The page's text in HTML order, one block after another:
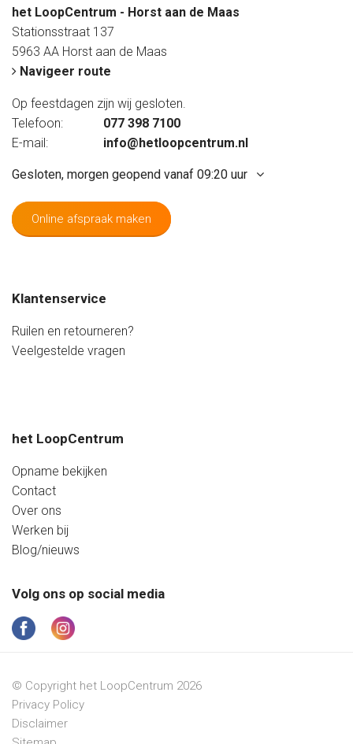
het LoopCentrum - Horst aan de Maas
Stationsstraat 137
5963 AA Horst aan de Maas
Navigeer route
Op feestdagen zijn wij gesloten.
Telefoon:
077 398 7100
E-mail:
info@hetloopcentrum.nl
Gesloten, morgen geopend vanaf 09:20 uur
Online afspraak maken
Donderdag
09:20 - 17:20 uur
Vrijdag
09:20 - 20:00 uur
Zaterdag
08:40 - 17:20 uur
Klantenservice
Ruilen en retourneren?
Veelgestelde vragen
het LoopCentrum
Opname bekijken
Contact
Over ons
Werken bij
Blog/nieuws
Volg ons op social media
© Copyright het LoopCentrum 2026
Privacy Policy
Disclaimer